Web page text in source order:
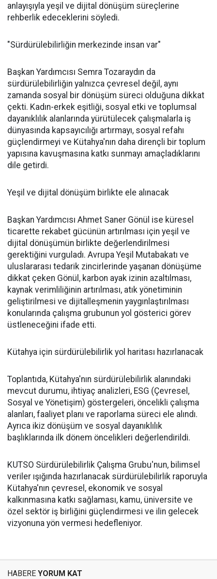
anlayışıyla yeşil ve dijital dönüşüm süreçlerine
rehberlik edeceklerini söyledi.
"Sürdürülebilirliğin merkezinde insan var"
Başkan Yardımcısı Semra Tozaraydın da
sürdürülebilirliğin yalnızca çevresel değil, aynı
zamanda sosyal bir dönüşüm süreci olduğuna dikkat
çekti. Kadın-erkek eşitliği, sosyal etki ve toplumsal
dayanıklılık alanlarında yürütülecek çalışmalarla iş
dünyasında kapsayıcılığı artırmayı, sosyal refahı
güçlendirmeyi ve Kütahya'nın daha dirençli bir toplum
yapısına kavuşmasına katkı sunmayı amaçladıklarını
dile getirdi.
Yeşil ve dijital dönüşüm birlikte ele alınacak
Başkan Yardımcısı Ahmet Saner Gönül ise küresel
ticarette rekabet gücünün artırılması için yeşil ve
dijital dönüşümün birlikte değerlendirilmesi
gerektiğini vurguladı. Avrupa Yeşil Mutabakatı ve
uluslararası tedarik zincirlerinde yaşanan dönüşüme
dikkat çeken Gönül, karbon ayak izinin azaltılması,
kaynak verimliliğinin artırılması, atık yönetiminin
geliştirilmesi ve dijitalleşmenin yaygınlaştırılması
konularında çalışma grubunun yol gösterici görev
üstleneceğini ifade etti.
Kütahya için sürdürülebilirlik yol haritası hazırlanacak
Toplantıda, Kütahya'nın sürdürülebilirlik alanındaki
mevcut durumu, ihtiyaç analizleri, ESG (Çevresel,
Sosyal ve Yönetişim) göstergeleri, öncelikli çalışma
alanları, faaliyet planı ve raporlama süreci ele alındı.
Ayrıca ikiz dönüşüm ve sosyal dayanıklılık
başlıklarında ilk dönem öncelikleri değerlendirildi.
KUTSO Sürdürülebilirlik Çalışma Grubu'nun, bilimsel
veriler ışığında hazırlanacak sürdürülebilirlik raporuyla
Kütahya'nın çevresel, ekonomik ve sosyal
kalkınmasına katkı sağlaması, kamu, üniversite ve
özel sektör iş birliğini güçlendirmesi ve ilin gelecek
vizyonuna yön vermesi hedefleniyor.
HABERE YORUM KAT